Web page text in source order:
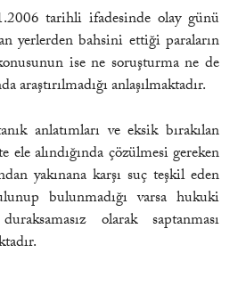
tarihli ifadesinde olay günü
yerlerden bahsini ettiği paraların
ise ne soruşturma ne de
araştırılmadığı anlaşılmaktadır.
anlatımları ve eksik bırakılan
alındığında çözülmesi gereken
yakınana karşı suç teşkil eden
bulunmadığı varsa hukuki
olarak saptanması